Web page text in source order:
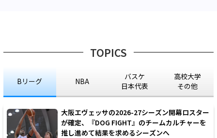
TOPICS
Bリーグ NBA
バスケ
日本代表
高校大学
その他
大阪エヴェッサの2026-27シーズン開幕ロスター
が確定、『DOG FIGHT』のチームカルチャーを
推し進めて結果を求めるシーズンへ